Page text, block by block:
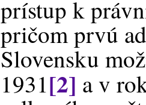
prístup k
pričom prvú
Slovensku
1931[2] a v